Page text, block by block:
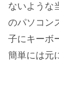
ないような
のパソコン
子にキーボ
簡単には元